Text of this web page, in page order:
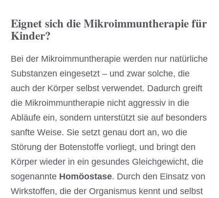
Eignet sich die Mikroimmuntherapie für
Kinder?
Bei der Mikroimmuntherapie werden nur natürliche
Substanzen eingesetzt – und zwar solche, die
auch der Körper selbst verwendet. Dadurch greift
die Mikroimmuntherapie nicht aggressiv in die
Abläufe ein, sondern unterstützt sie auf besonders
sanfte Weise. Sie setzt genau dort an, wo die
Störung der Botenstoffe vorliegt, und bringt den
Körper wieder in ein gesundes Gleichgewicht, die
sogenannte Homöostase. Durch den Einsatz von
Wirkstoffen, die der Organismus kennt und selbst